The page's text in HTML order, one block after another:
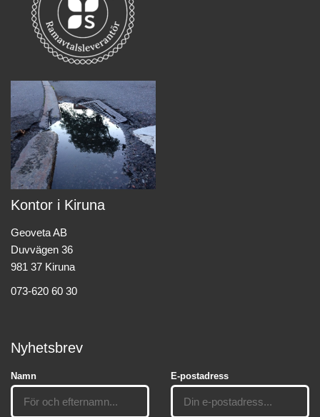
Kontor i Kiruna
Geoveta AB
Duvvägen 36
981 37 Kiruna
073-620 60 30
Nyhetsbrev
Namn E-postadress